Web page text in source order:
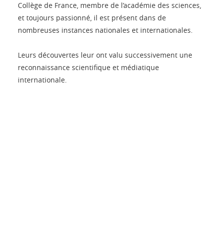
Collège de France, membre de l’académie des sciences,
et toujours passionné, il est présent dans de
nombreuses instances nationales et internationales.
Leurs découvertes leur ont valu successivement une
reconnaissance scientifique et médiatique
internationale.